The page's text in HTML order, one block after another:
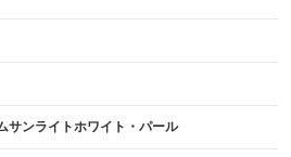
サンライトホワイト・パール